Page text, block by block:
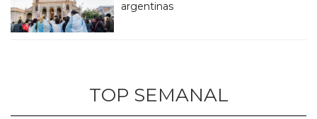
argentinas
TOP SEMANAL